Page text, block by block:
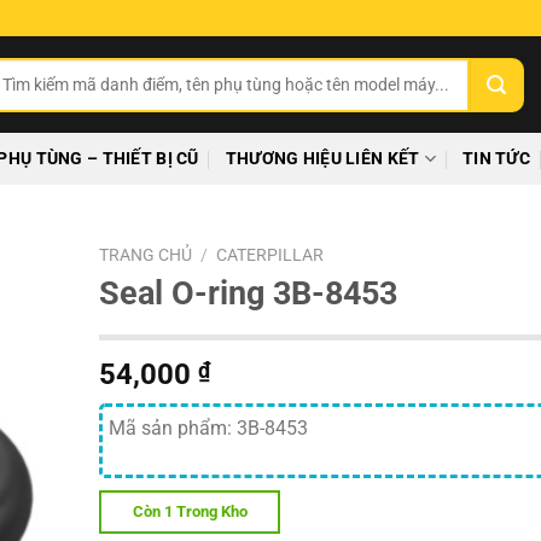
TÙNG – THIẾT BỊ CŨ THƯƠNG HIỆU LIÊN KẾT TIN TỨC
TRANG CHỦ / CATERPILLAR
Seal O-ring 3B-8453
54,000₫
Mã sản phẩm: 3B-8453
Còn 1 Trong Kho